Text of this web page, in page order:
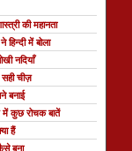
की महानता
हिन्दी में बोला
नदियाँ
चीज़
बनाई
में कुछ रोचक बातें
हैं
बना